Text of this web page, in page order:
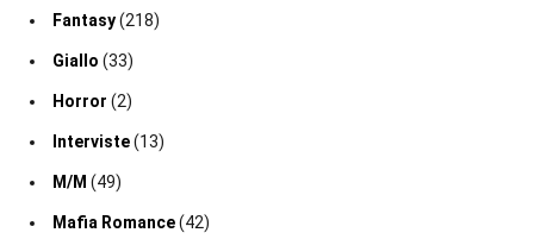
Fantasy(218)
Giallo (33)
Horror (2)
Interviste(13)
M/M (49)
Mafia Romance(42)